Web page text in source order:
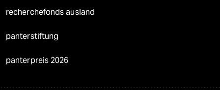
recherchefonds ausland
panterstiftung
panterpreis 2026